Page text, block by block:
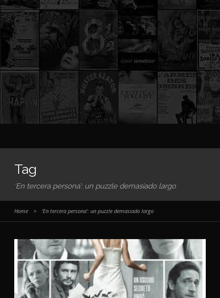
Tag
‘En tercera persona’: un puzzle demasiado largo
Home > ‘En tercera persona’: un puzzle demasiado largo